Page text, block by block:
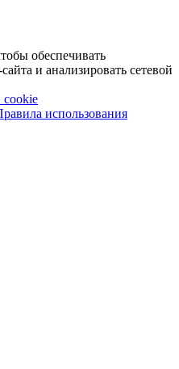
обеспечивать
и анализировать сетевой
cookie
использования